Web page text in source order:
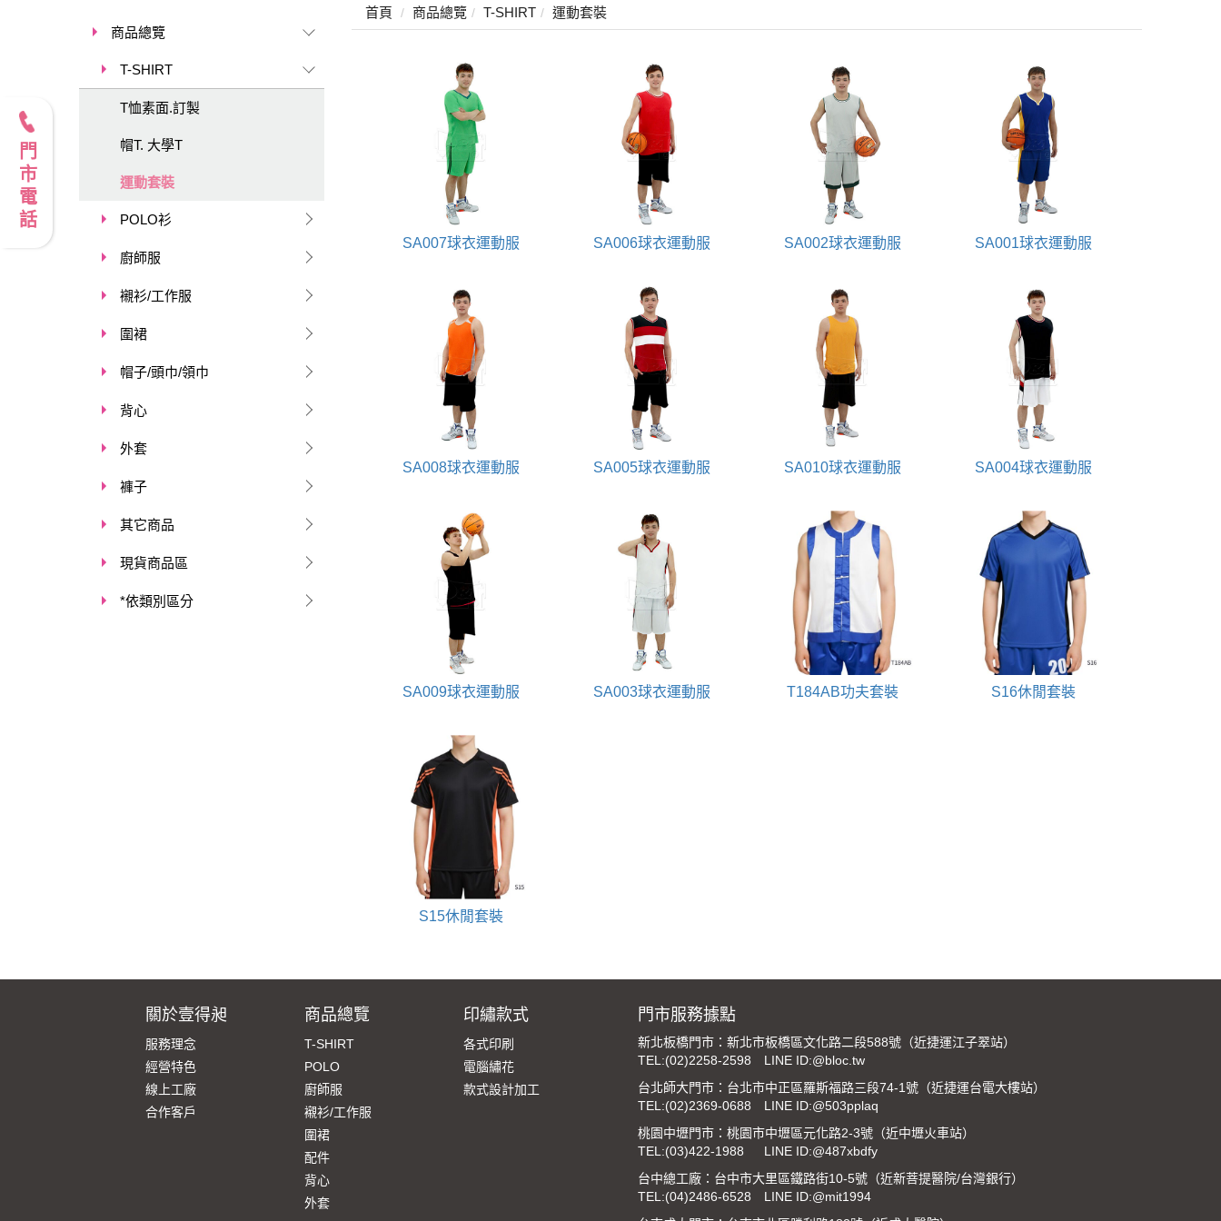
商品總覽
T-SHIRT
T恤素面.訂製
帽T. 大學T
運動套裝
POLO衫
廚師服
襯衫/工作服
圍裙
帽子/頭巾/領巾
背心
外套
褲子
其它商品
現貨商品區
*依類別區分
首頁 商品總覽 T-SHIRT 運動套裝
SA007球衣運動服 SA006球衣運動服 SA002球衣運動服 SA001球衣運動服
SA008球衣運動服 SA005球衣運動服 SA010球衣運動服 SA004球衣運動服
SA009球衣運動服 SA003球衣運動服 T184AB功夫套裝 S16休閒套裝
S15休閒套裝
關於壹得昶
服務理念
經營特色
線上工廠
合作客戶
商品總覽
T-SHIRT
POLO
廚師服
襯衫/工作服
圍裙
配件
背心
外套
印繡款式
各式印刷
電腦繡花
款式設計加工
門市服務據點
新北板橋門市：新北市板橋區文化路二段588號（近捷運江子翠站）
TEL:(02)2258-2598
LINE ID:@bloc.tw
台北師大門市：台北市中正區羅斯福路三段74-1號（近捷運台電大樓站）
TEL:(02)2369-0688
LINE ID:@503pplaq
桃園中壢門市：桃園市中壢區元化路2-3號（近中壢火車站）
TEL:(03)422-1988
LINE ID:@487xbdfy
台中總工廠：台中市大里區鐵路街10-5號（近新菩提醫院/台灣銀行）
TEL:(04)2486-6528
LINE ID:@mit1994
門市電話